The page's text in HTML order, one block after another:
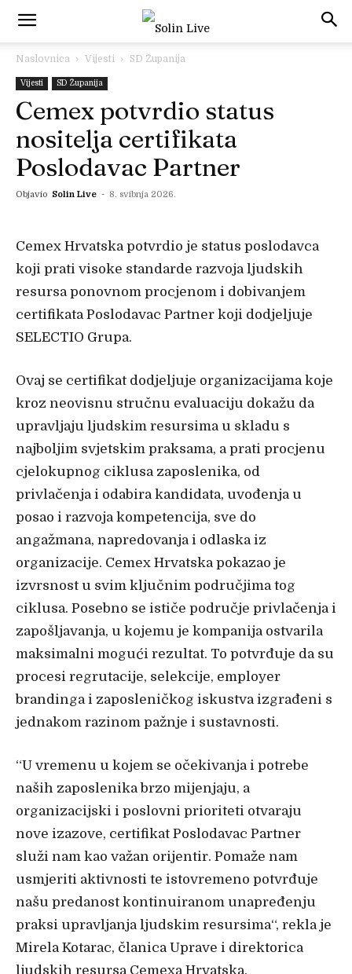
Naslovnica Vijesti SD Županija
Vijesti SD Županija
Cemex potvrdio status
nositelja certifikata
Poslodavac Partner
Objavio Solin Live - 8. svibnja 2026.
Cemex Hrvatska potvrdio je status poslodavca
koji prati visoke standarde razvoja ljudskih
resursa ponovnom procjenom i dobivanjem
certifikata Poslodavac Partner koji dodjeljuje
SELECTIO Grupa.
Ovaj se certifikat dodjeljuje organizacijama koje
kroz neovisnu stručnu evaluaciju dokažu da
upravljaju ljudskim resursima u skladu s
najboljim svjetskim praksama, a prati procjenu
cjelokupnog ciklusa zaposlenika, od
privlačenja i odabira kandidata, uvođenja u
posao i razvoja kompetencija, sve do
angažmana, napredovanja i odlaska iz
organizacije. Cemex Hrvatska pokazao je
izvrsnost u svim ključnim područjima tog
ciklusa. Posebno se ističe područje privlačenja i
zapošljavanja, u kojemu je kompanija ostvarila
maksimalni mogući rezultat. To potvrđuje da su
procesi regrutacije, selekcije, employer
brandinga i zaposleničkog iskustva izgrađeni s
jednakom razinom pažnje i sustavnosti.
“U vremenu u kojem se očekivanja i potrebe
naših zaposlenika brzo mijenjaju, a
organizacijski i poslovni prioriteti otvaraju
nove izazove, certifikat Poslodavac Partner
služi nam kao važan orijentir. Pomaže nam
usmjeriti aktivnosti te istovremeno potvrđuje
našu predanost kontinuiranom unapređenju
praksi upravljanja ljudskim resursima“, rekla je
Mirela Kotarac, članica Uprave i direktorica
ljudskih resursa Cemexa Hrvatska.